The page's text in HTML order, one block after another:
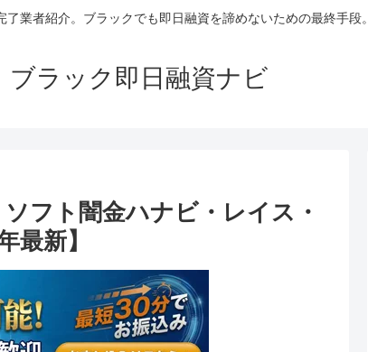
了業者紹介。ブラックでも即日融資を諦めないための最終手段。
ブラック即日融資ナビ
フト闇金ハナビ・レイス・
最新】